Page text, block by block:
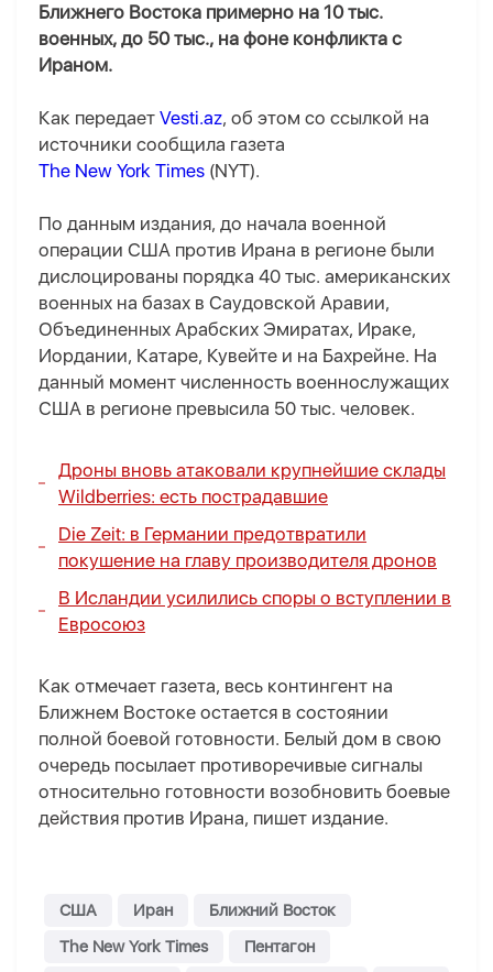
Ближнего Востока примерно на 10 тыс.
военных, до 50 тыс., на фоне конфликта с
Ираном.
Как передает Vesti.az, об этом со ссылкой на
источники сообщила газета
The New York Times (NYT).
По данным издания, до начала военной
операции США против Ирана в регионе были
дислоцированы порядка 40 тыс. американских
военных на базах в Саудовской Аравии,
Объединенных Арабских Эмиратах, Ираке,
Иордании, Катаре, Кувейте и на Бахрейне. На
данный момент численность военнослужащих
США в регионе превысила 50 тыс. человек.
Дроны вновь атаковали крупнейшие склады
Wildberries: есть пострадавшие
Die Zeit: в Германии предотвратили
покушение на главу производителя дронов
В Исландии усилились споры о вступлении в
Евросоюз
Как отмечает газета, весь контингент на
Ближнем Востоке остается в состоянии
полной боевой готовности. Белый дом в свою
очередь посылает противоречивые сигналы
относительно готовности возобновить боевые
действия против Ирана, пишет издание.
США Иран
Ближний Восток
The New York Times
Пентагон